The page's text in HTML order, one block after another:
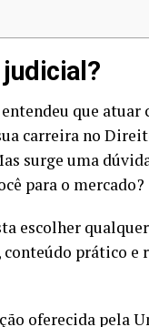
que
carreira no
surge uma
para o mercado?
escolher
prático e
oferecida pela